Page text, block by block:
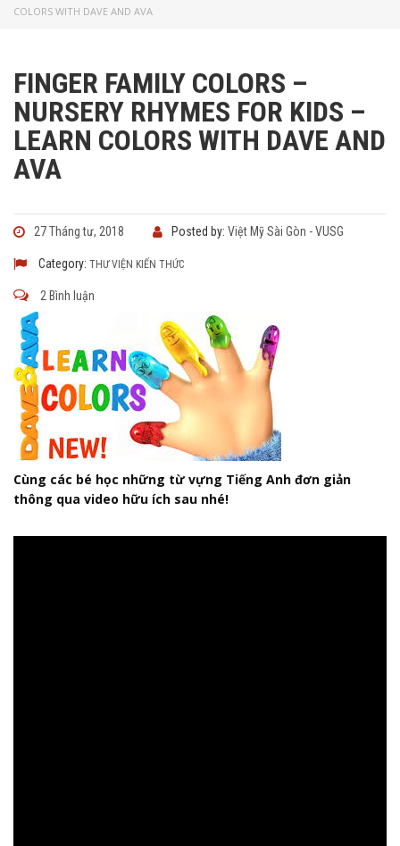
COLORS WITH DAVE AND AVA
FINGER FAMILY COLORS –
NURSERY RHYMES FOR KIDS –
LEARN COLORS WITH DAVE AND
AVA
27 Tháng tư, 2018 Posted by: Việt Mỹ Sài Gòn - VUSG
Category: THƯ VIỆN KIẾN THỨC
2 Bình luận
Cùng các bé học những từ vựng Tiếng Anh đơn giản
thông qua video hữu ích sau nhé!